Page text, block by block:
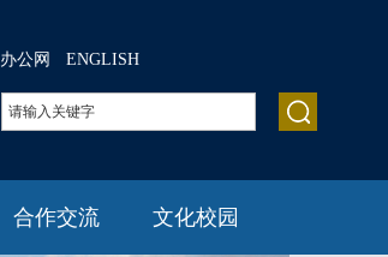
办公网 ENGLISH
合作交流 文化校园